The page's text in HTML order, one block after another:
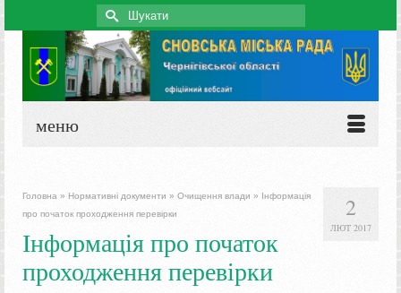
Search
for:
меню
2
ЛЮТ 2017
Головна » Нормативні документи » Очищення влади » Інформація
про початок проходження перевірки
Інформація про початок
проходження перевірки